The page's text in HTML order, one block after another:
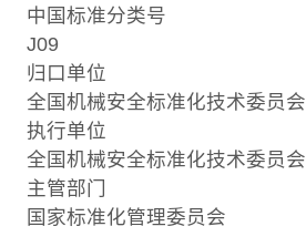
中国标准分类号
J09
归口单位
全国机械安全标准化技术委员会
执行单位
全国机械安全标准化技术委员会
主管部门
国家标准化管理委员会